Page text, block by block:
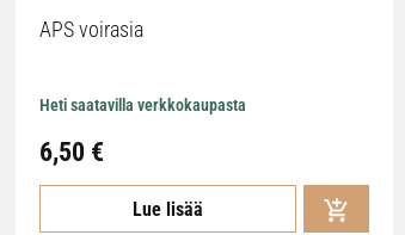
APS voirasia
Heti saatavilla verkkokaupasta
6,50 €
Lue lisää